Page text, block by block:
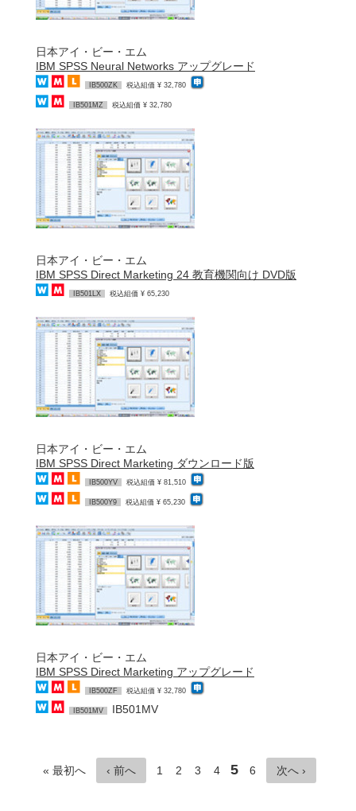
日本アイ・ビー・エム
IBM SPSS Neural Networks アップグレード
IB500ZK 税込組価 ¥ 32,780
IB501MZ 税込組価 ¥ 32,780
日本アイ・ビー・エム
IBM SPSS Direct Marketing 24 教育機関向け DVD版
IB501LX 税込組価 ¥ 65,230
日本アイ・ビー・エム
IBM SPSS Direct Marketing ダウンロード版
IB500YV 税込組価 ¥ 81,510
IB500Y9 税込組価 ¥ 65,230
日本アイ・ビー・エム
IBM SPSS Direct Marketing アップグレード
IB500ZF 税込組価 ¥ 32,780
IB501MV IB501MV
« 最初へ ‹ 前へ 1 2 3 4 5 6 次へ ›